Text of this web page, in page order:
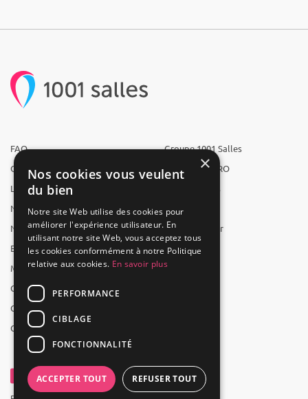
FAQ
Qui sommes-nous ?
L'équipe
Nous recrutons
Nos partenaires
Espace presse
Mentions légales
CGV
CGU
Contact
Groupe 1001 Salles
1001 Salles PRO
1001 Traiteurs
1001 Artistes
Reserverunbar
MP2
×
Nos cookies vous veulent
du bien
Notre site Web utilise des cookies pour
améliorer l'expérience utilisateur. En
utilisant notre site Web, vous acceptez tous
les cookies conformément à notre Politique
relative aux cookies. En savoir plus
PERFORMANCE
CIBLAGE
FONCTIONNALITÉ
ACCEPTER TOUT REFUSER TOUT